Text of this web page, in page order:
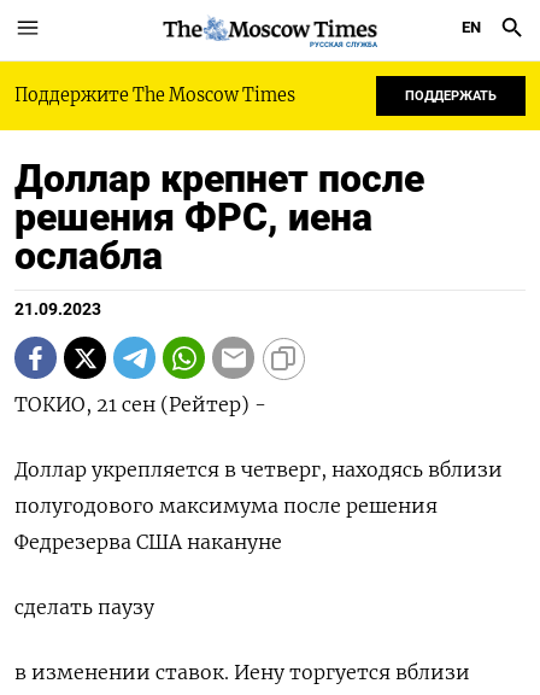
РУССКАЯ СЛУЖБА
EN
Поддержите The Moscow Times ПОДДЕРЖАТЬ
Доллар крепнет после
решения ФРС, иена
ослабла
21.09.2023
ТОКИО, 21 сен (Рейтер) -
Доллар укрепляется в четверг, находясь вблизи
полугодового максимума после решения
Федрезерва США накануне
сделать паузу
в изменении ставок. Иену торгуется вблизи